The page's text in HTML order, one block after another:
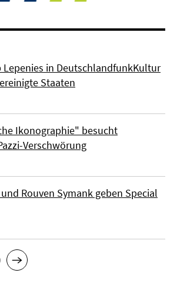
Lepenies in DeutschlandfunkKultur
Staaten
Ikonographie" besucht
Verschwörung
Rouven Symank geben Special